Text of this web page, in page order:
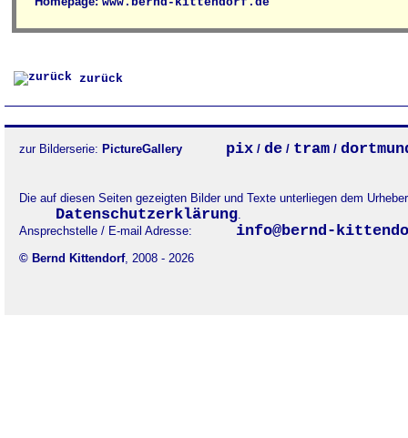
zurück
zur Bilderserie: PictureGallery pix / de / tram /
Die auf diesen Seiten gezeigten Bilder und Texte unterliegen dem
Datenschutzerklärung.
Ansprechstelle / E-mail Adresse:
info@bernd-
© Bernd Kittendorf, 2008 - 2026